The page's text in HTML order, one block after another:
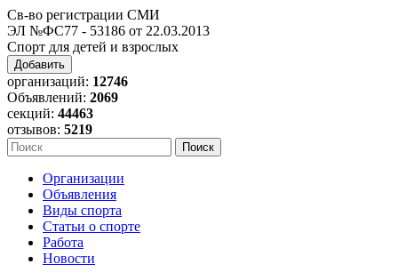
Св-во регистрации СМИ
ЭЛ №ФС77 - 53186 от 22.03.2013
Спорт для детей и взрослых
Добавить
организаций: 12746
Объявлений: 2069
секций: 44463
отзывов: 5219
Организации
Объявления
Виды спорта
Статьи о спорте
Работа
Новости